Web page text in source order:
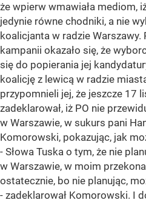
że wpierw wmawiała mediom,
jedynie równe chodniki, a nie
koalicjanta w radzie Warszawy.
kampanii okazało się, że
się do popierania jej
koalicję z lewicą w radzie
przypomnieli jej, że jeszcze 17
zadeklarował, iż PO nie
w Warszawie, w sukurs pani
Komorowski, pokazując, jak
- Słowa Tuska o tym, że nie
w Warszawie, w moim
ostatecznie, bo nie planując,
- zadeklarował Komorowski. I